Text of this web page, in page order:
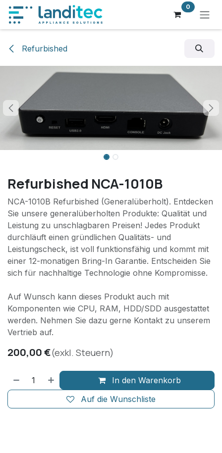
Zum Inhalt springen 0
Refurbished
Refurbished NCA-1010B
NCA-1010B Refurbished (Generalüberholt). Entdecken
Sie unsere generalüberholten Produkte: Qualität und
Leistung zu unschlagbaren Preisen! Jedes Produkt
durchläuft einen gründlichen Qualitäts- und
Leistungscheck, ist voll funktionsfähig und kommt mit
einer 12-monatigen Bring-In Garantie. Entscheiden Sie
sich für nachhaltige Technologie ohne Kompromisse.
Auf Wunsch kann dieses Produkt auch mit
Komponenten wie CPU, RAM, HDD/SDD ausgestattet
werden. Nehmen Sie dazu gerne Kontakt zu unserem
Vertrieb auf.
200,00€(exkl. Steuern)
In den Warenkorb
Auf die Wunschliste